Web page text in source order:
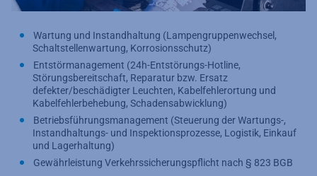
Wartung und Instandhaltung (Lampengruppenwechsel,
Schaltstellenwartung, Korrosionsschutz)
Entstörmanagement (24h-Entstörungs-Hotline,
Störungsbereitschaft, Reparatur bzw. Ersatz
defekter/beschädigter Leuchten, Kabelfehlerortung und
Kabelfehlerbehebung, Schadensabwicklung)
Betriebsführungsmanagement (Steuerung der Wartungs-,
Instandhaltungs- und Inspektionsprozesse, Logistik, Einkauf
und Lagerhaltung)
Gewährleistung Verkehrssicherungspflicht nach § 823 BGB